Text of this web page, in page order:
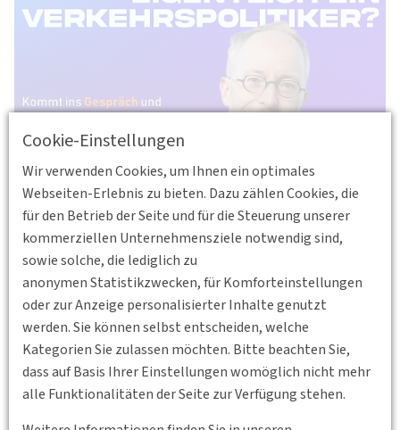
Cookie-Einstellungen
Wir verwenden Cookies, um Ihnen ein optimales
Webseiten-Erlebnis zu bieten. Dazu zählen Cookies, die
für den Betrieb der Seite und für die Steuerung unserer
kommerziellen Unternehmensziele notwendig sind,
sowie solche, die lediglich zu
anonymen Statistikzwecken, für Komforteinstellungen
oder zur Anzeige personalisierter Inhalte genutzt
werden. Sie können selbst entscheiden, welche
Kategorien Sie zulassen möchten. Bitte beachten Sie,
dass auf Basis Ihrer Einstellungen womöglich nicht mehr
alle Funktionalitäten der Seite zur Verfügung stehen.
"Was macht eigentlich ein Verkehrspolitiker?" Dieser Frage
beantwortet Matthias Gastel am Di, 16.06. um 18 Uhr im POT
161 in einer Townhall-Diskussion, die vom FSR Verkehr und
der DVWG BV Sachsen veranstaltet wird. Ihr bekommt
Einblick in den Entstehungsprozess von verkehrspolitischen
Entscheidungen im Bundestag und könnt im Zuge dessen ins
Gespräch kommen und eure Fragen zum Ablauf von
Verkehrspolitischen Maßnahmen im Bundestag stellen.